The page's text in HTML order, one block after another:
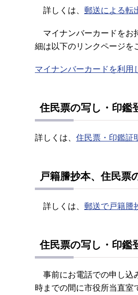
詳しくは、 郵送による転
マイナンバーカードをお
細は以下のリンクページを
マイナンバーカードを利
住民票の写し・印鑑
詳しくは、 住民票・印鑑証
戸籍謄抄本、住民票
詳しくは、 郵送で戸籍謄
住民票の写し・印鑑
事前にお電話での申し込
時までの間に市役所当直室